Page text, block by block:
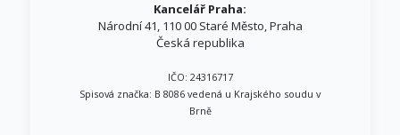
Kancelář Praha:
Národní 41, 110 00 Staré Město, Praha
Česká republika
IČO: 24316717
Spisová značka: B 8086 vedená u Krajského soudu v
Brně